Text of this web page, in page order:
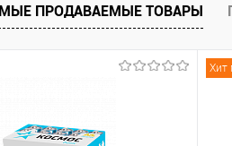
В избранное
ПРОДАВАЕМЫЕ ТОВАРЫ
Хит